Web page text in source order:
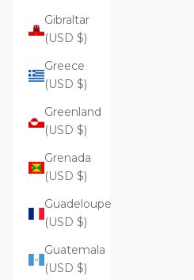
Gibraltar
(USD $)
Greece
(USD $)
Greenland
(USD $)
Grenada
(USD $)
Guadeloupe
(USD $)
Guatemala
(USD $)